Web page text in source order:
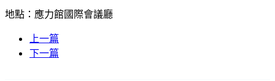
地點：應力館國際會議廳
上一篇
下一篇